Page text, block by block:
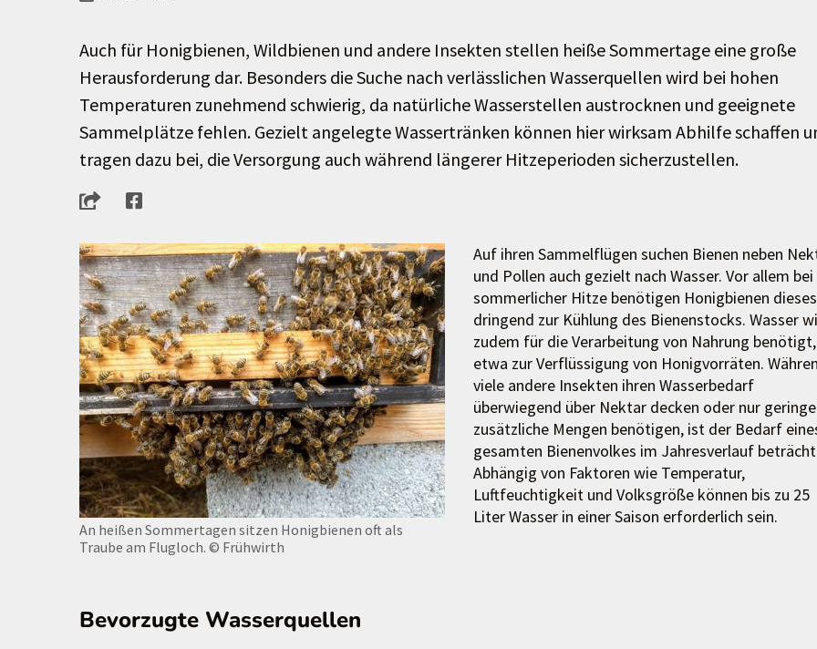
Auch für Honigbienen, Wildbienen und andere Insekten stellen heiße Sommertage eine große
Herausforderung dar. Besonders die Suche nach verlässlichen Wasserquellen wird bei hohen
Temperaturen zunehmend schwierig, da natürliche Wasserstellen austrocknen und geeignete
Sammelplätze fehlen. Gezielt angelegte Wassertränken können hier wirksam Abhilfe schaffen
tragen dazu bei, die Versorgung auch während längerer Hitzeperioden sicherzustellen.
An heißen Sommertagen sitzen Honigbienen oft als
Traube am Flugloch. © Frühwirth
Auf ihren Sammelflügen suchen Bienen neben
und Pollen auch gezielt nach Wasser. Vor allem bei
sommerlicher Hitze benötigen Honigbienen dieses
dringend zur Kühlung des Bienenstocks. Wasser
zudem für die Verarbeitung von Nahrung benötigt,
etwa zur Verflüssigung von Honigvorräten.
viele andere Insekten ihren Wasserbedarf
überwiegend über Nektar decken oder nur geringe
zusätzliche Mengen benötigen, ist der Bedarf
gesamten Bienenvolkes im Jahresverlauf
Abhängig von Faktoren wie Temperatur,
Luftfeuchtigkeit und Volksgröße können bis zu 25
Liter Wasser in einer Saison erforderlich sein.
Bevorzugte Wasserquellen